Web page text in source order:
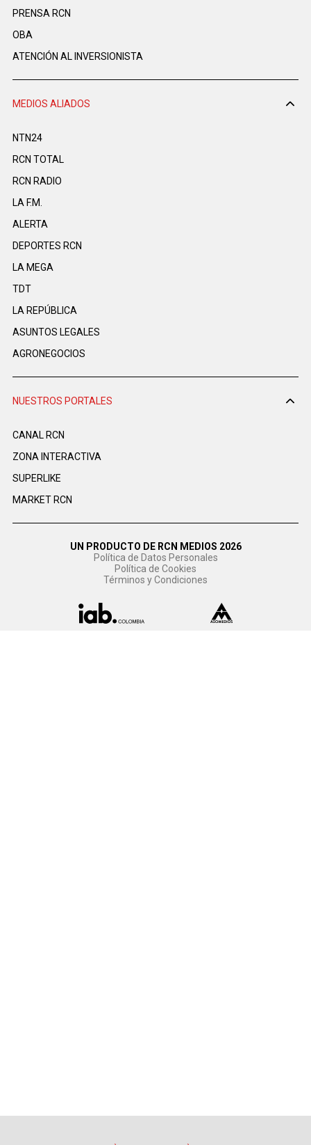
PRENSA RCN
OBA
ATENCIÓN AL INVERSIONISTA
MEDIOS ALIADOS
NTN24
RCN TOTAL
RCN RADIO
LA F.M.
ALERTA
DEPORTES RCN
LA MEGA
TDT
LA REPÚBLICA
ASUNTOS LEGALES
AGRONEGOCIOS
NUESTROS PORTALES
CANAL RCN
ZONA INTERACTIVA
SUPERLIKE
MARKET RCN
UN PRODUCTO DE RCN MEDIOS 2026
Política de Datos Personales
Política de Cookies
Términos y Condiciones